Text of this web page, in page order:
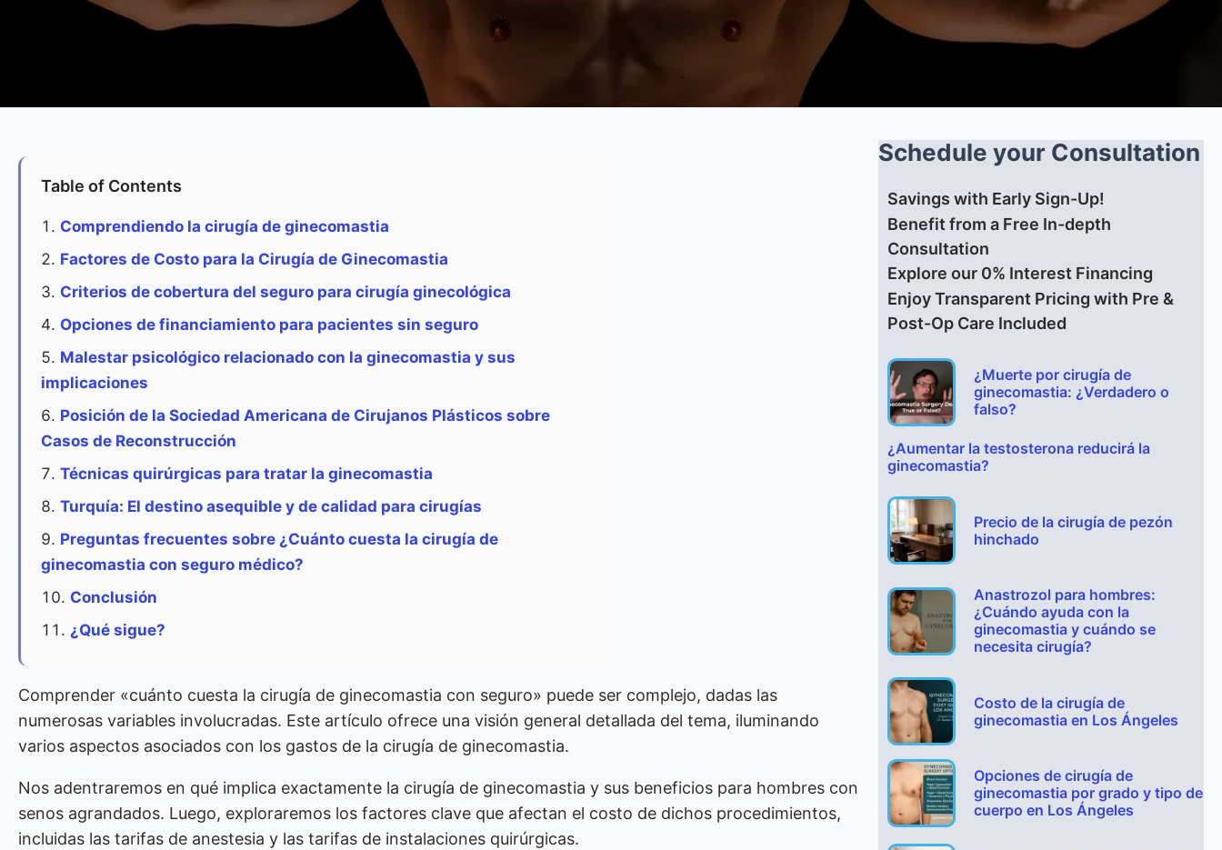
Table of Contents
Comprendiendo la cirugía de ginecomastia
Factores de Costo para la Cirugía de Ginecomastia
Criterios de cobertura del seguro para cirugía ginecológica
Opciones de financiamiento para pacientes sin seguro
Malestar psicológico relacionado con la ginecomastia y sus
implicaciones
Posición de la Sociedad Americana de Cirujanos Plásticos sobre
Casos de Reconstrucción
Técnicas quirúrgicas para tratar la ginecomastia
Turquía: El destino asequible y de calidad para cirugías
Preguntas frecuentes sobre ¿Cuánto cuesta la cirugía de
ginecomastia con seguro médico?
Conclusión
¿Qué sigue?
Comprender «cuánto cuesta la cirugía de ginecomastia con seguro» puede ser complejo, dadas las
numerosas variables involucradas. Este artículo ofrece una visión general detallada del tema, iluminando
varios aspectos asociados con los gastos de la cirugía de ginecomastia.
Nos adentraremos en qué implica exactamente la cirugía de ginecomastia y sus beneficios para hombres con
senos agrandados. Luego, exploraremos los factores clave que afectan el costo de dichos procedimientos,
incluidas las tarifas de anestesia y las tarifas de instalaciones quirúrgicas.
Schedule your Consultation
Savings with Early Sign-Up!
Benefit from a Free In-depth
Consultation
Explore our 0% Interest Financing
Enjoy Transparent Pricing with Pre &
Post-Op Care Included
¿Muerte por cirugía de
ginecomastia: ¿Verdadero o
falso?
¿Aumentar la testosterona reducirá la
ginecomastia?
Precio de la cirugía de pezón
hinchado
Anastrozol para hombres:
¿Cuándo ayuda con la
ginecomastia y cuándo se
necesita cirugía?
Costo de la cirugía de
ginecomastia en Los Ángeles
Opciones de cirugía de
ginecomastia por grado y tipo de
cuerpo en Los Ángeles